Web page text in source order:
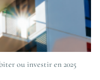
ou investir en 2025